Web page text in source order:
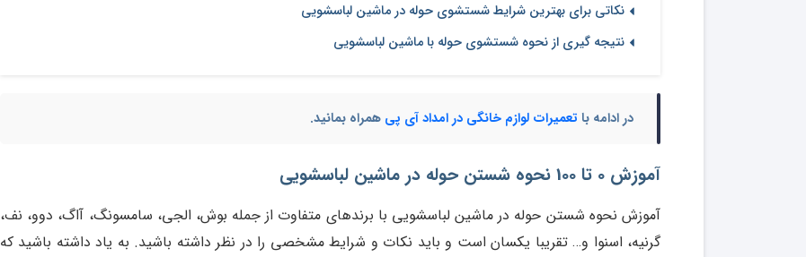
نکاتی برای بهترین شرایط شستشوی حوله در ماشین لباسشویی
نتیجه گیری از نحوه شستشوی حوله با ماشین لباسشویی
در ادامه با تعمیرات لوازم خانگی در امداد آی پی همراه بمانید.
آموزش 0 تا 100 نحوه شستن حوله در ماشین لباسشویی
آموزش نحوه شستن حوله در ماشین لباسشویی با برندهای متفاوت از جمله بوش، الجی، سامسونگ، آاگ، دوو، نف،
گرنیه، اسنوا و… تقریبا یکسان است و باید نکات و شرایط مشخصی را در نظر داشته باشید. به یاد داشته باشید که